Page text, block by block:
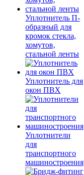
Уплотнитель П-
образный для
кромок стекла,
хомутов,
стальной ленты
Уплотнитель для
окон ПВХ
Уплотнители
для
транспортного
машиностроения